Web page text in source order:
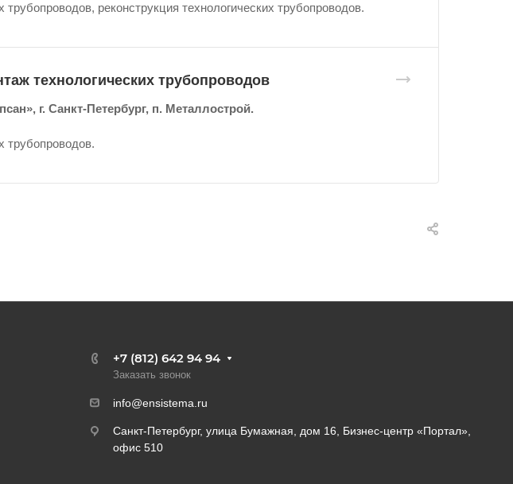
трубопроводов, реконструкция технологических трубопроводов.
технологических трубопроводов
г. Санкт-Петербург, п. Металлострой.
трубопроводов.
+7 (812) 642 94 94
Заказать звонок
info@ensistema.ru
Санкт-Петербург, улица Бумажная, дом 16, Бизнес-центр «Портал»,
офис 510